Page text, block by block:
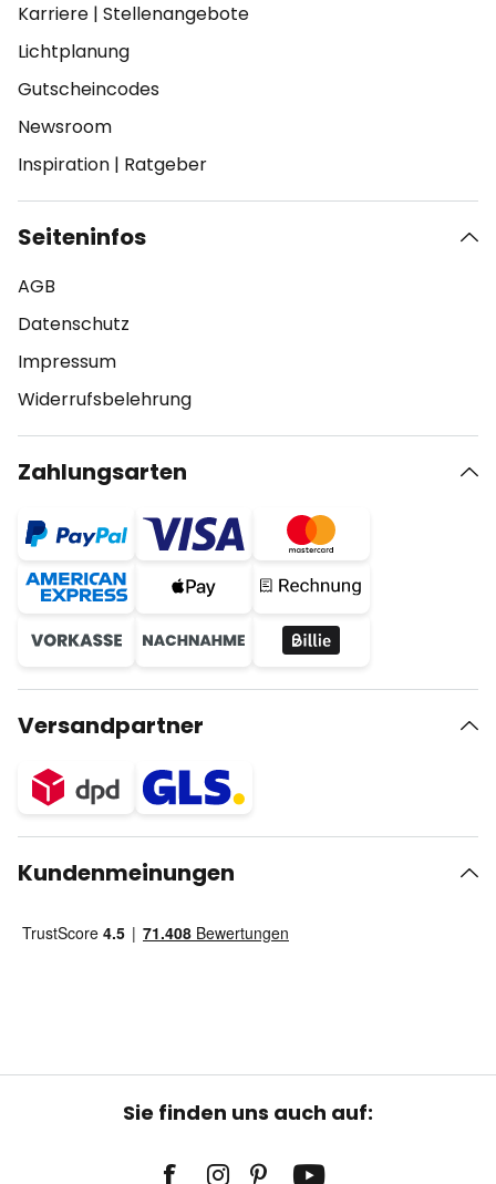
Karriere | Stellenangebote
Lichtplanung
Gutscheincodes
Newsroom
Inspiration | Ratgeber
Seiteninfos
AGB
Datenschutz
Impressum
Widerrufsbelehrung
Zahlungsarten
Versandpartner
Kundenmeinungen
Sie finden uns auch auf: